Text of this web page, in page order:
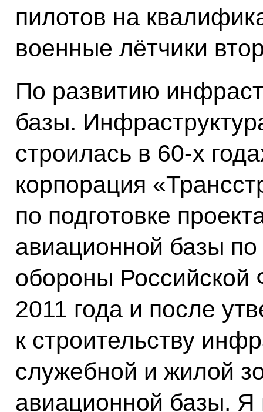
пилотов на
военные лётчики
По развитию
базы.
строилась в 60-х
корпорация
по подготовке
авиационной базы
обороны Российской
2011 года и после
к строительству
служебной и жилой
авиационной базы.